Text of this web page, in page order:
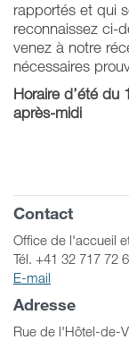
rapportés et qui
reconnaissez ci-
venez à notre
nécessaires
Horaire d’été du
après-midi
Contact
Office de l'accueil
Tél. +41 32 717 72
E-mail
Adresse
Rue de l'Hôtel-de-